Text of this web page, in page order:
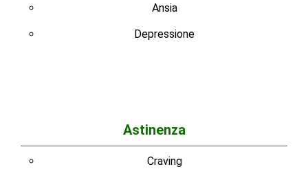
Ansia
Depressione
Astinenza
Craving